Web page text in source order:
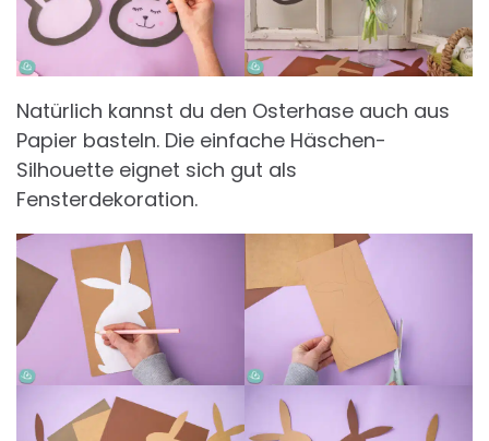
Natürlich kannst du den Osterhase auch aus
Papier basteln. Die einfache Häschen-
Silhouette eignet sich gut als
Fensterdekoration.